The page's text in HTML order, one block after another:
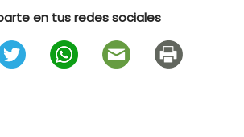
en tus redes sociales